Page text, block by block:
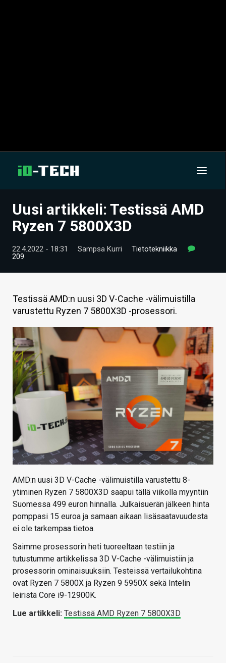
UUTISET
VIDEOT
TIETOA
KAUPPA
VAIHDA TEEMA
Uusi artikkeli: Testissä AMD
Ryzen 7 5800X3D
22.4.2022 - 18:31 Sampsa Kurri
Tietotekniikka
209
Testissä AMD:n uusi 3D V-Cache -välimuistilla
varustettu Ryzen 7 5800X3D -prosessori.
AMD:n uusi 3D V-Cache -välimuistilla varustettu 8-
ytiminen Ryzen 7 5800X3D saapui tällä viikolla myyntiin
Suomessa 499 euron hinnalla. Julkaisuerän jälkeen hinta
pomppasi 15 euroa ja samaan aikaan lisäsaatavuudesta
ei ole tarkempaa tietoa.
Saimme prosessorin heti tuoreeltaan testiin ja
tutustumme artikkelissa 3D V-Cache -välimuistiin ja
prosessorin ominaisuuksiin. Testeissä vertailukohtina
ovat Ryzen 7 5800X ja Ryzen 9 5950X sekä Intelin
leiristä Core i9-12900K.
Lue artikkeli: Testissä AMD Ryzen 7 5800X3D